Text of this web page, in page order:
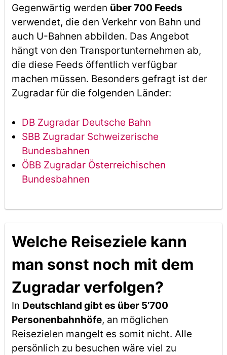
Gegenwärtig werden über 700 Feeds
verwendet, die den Verkehr von Bahn und
auch U-Bahnen abbilden. Das Angebot
hängt von den Transportunternehmen ab,
die diese Feeds öffentlich verfügbar
machen müssen. Besonders gefragt ist der
Zugradar für die folgenden Länder:
DB Zugradar Deutsche Bahn
SBB Zugradar Schweizerische
Bundesbahnen
ÖBB Zugradar Österreichischen
Bundesbahnen
Welche Reiseziele kann
man sonst noch mit dem
Zugradar verfolgen?
In Deutschland gibt es über 5’700
Personenbahnhöfe, an möglichen
Reisezielen mangelt es somit nicht. Alle
persönlich zu besuchen wäre viel zu